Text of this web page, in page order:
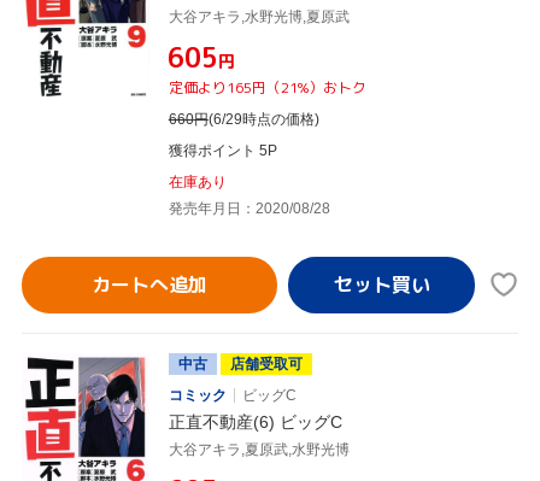
大谷アキラ,水野光博,夏原武
¥605円
定価より165円（21%）おトク
660円(6/29時点の価格)
獲得ポイント 5P
在庫あり
発売年月日：2020/08/28
カートへ追加
中古
店舗受取可
コミック
ビッグC
正直不動産(6) ビッグC
大谷アキラ,夏原武,水野光博